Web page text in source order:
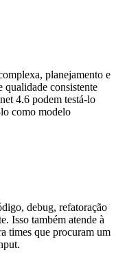
planejamento e
qualidade consistente
4.6 podem testá-lo
como modelo
debug, refatoração
Isso também atende à
times que procuram um